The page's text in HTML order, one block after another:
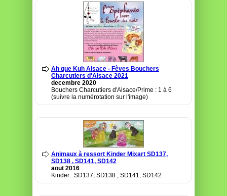
Ah que Kuh Alsace - Fèves Bouchers
Charcutiers d'Alsace 2021
decembre 2020
Bouchers Charcutiers d'Alsace/Prime : 1 à 6
(suivre la numérotation sur l'image)
Animaux à ressort Kinder Mixart SD137,
SD138 , SD141, SD142
aout 2016
Kinder : SD137, SD138 , SD141, SD142